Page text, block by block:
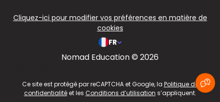
Cliquez-ici pour modifier vos préférences en matière de
cookies
FR
Nomad Education © 2026
Ce site est protégé par reCAPTCHA et Google, la Politique de
confidentialitéet les Conditions d’utilisation s’appliquent.